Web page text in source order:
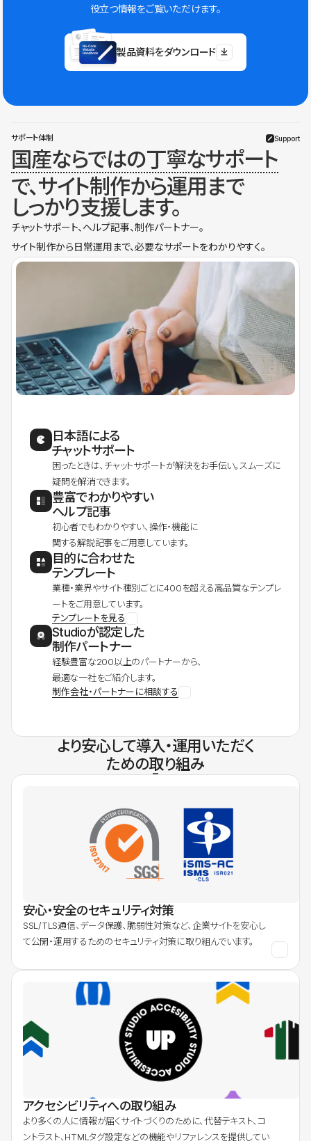
役立つ情報をご覧いただけます。
製品資料をダウンロード
サポート体制 Support
国産ならではの丁寧なサポート
で、サイト制作から運用まで
しっかり支援します。
チャットサポート、ヘルプ記事、制作パートナー。
サイト制作から日常運用まで、必要なサポートをわかりやすく。
日本語による
チャットサポート
困ったときは、チャットサポートが解決をお手伝い。スムーズに
疑問を解消できます。
豊富でわかりやすい
ヘルプ記事
初心者でもわかりやすい、操作・機能に
関する解説記事をご用意しています。
目的に合わせた
テンプレート
業種・業界やサイト種別ごとに400を超える高品質なテンプレ
ートをご用意しています。
テンプレートを見る
Studioが認定した
制作パートナー
経験豊富な200以上のパートナーから、
最適な一社をご紹介します。
制作会社・パートナーに相談する
より安心して導入・運用いただく
ための取り組み
安心・安全のセキュリティ対策
SSL/TLS通信、データ保護、脆弱性対策など、企業サイトを安心し
て公開・運用するためのセキュリティ対策に取り組んでいます。
アクセシビリティへの取り組み
より多くの人に情報が届くサイトづくりのために、代替テキスト、コ
ントラスト、HTMLタグ設定などの機能やリファレンスを提供してい